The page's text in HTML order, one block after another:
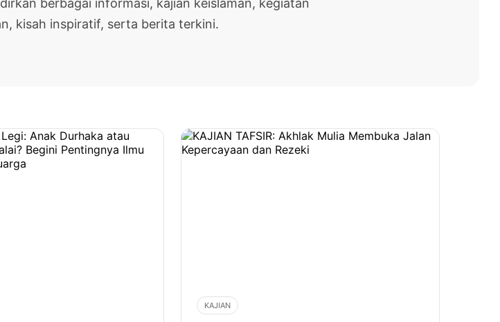
berbagai informasi, kajian keislaman, kegiatan
kisah inspiratif, serta berita terkini.
KAJIAN